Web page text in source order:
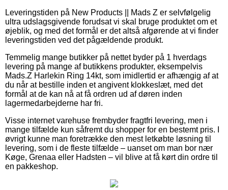
Leveringstiden på New Products || Mads Z er selvfølgelig
ultra udslagsgivende forudsat vi skal bruge produktet om et
øjeblik, og med det formål er det altså afgørende at vi finder
leveringstiden ved det pågældende produkt.
Temmelig mange butikker på nettet byder på 1 hverdags
levering på mange af butikkens produkter, eksempelvis
Mads.Z Harlekin Ring 14kt, som imidlertid er afhængig af at
du når at bestille inden et angivent klokkeslæt, med det
formål at de kan nå at få ordren ud af døren inden
lagermedarbejderne har fri.
Visse internet varehuse frembyder fragtfri levering, men i
mange tilfælde kun såfremt du shopper for en bestemt pris. I
øvrigt kunne man foretrække den mest letkøbte løsning til
levering, som i de fleste tilfælde – uanset om man bor nær
Køge, Grenaa eller Hadsten – vil blive at få kørt din ordre til
en pakkeshop.